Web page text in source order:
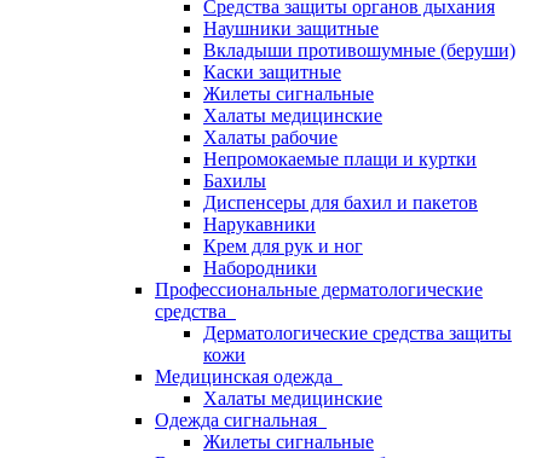
Средства защиты органов дыхания
Наушники защитные
Вкладыши противошумные (беруши)
Каски защитные
Жилеты сигнальные
Халаты медицинские
Халаты рабочие
Непромокаемые плащи и куртки
Бахилы
Диспенсеры для бахил и пакетов
Нарукавники
Крем для рук и ног
Набородники
Профессиональные дерматологические
средства
Дерматологические средства защиты
кожи
Медицинская одежда
Халаты медицинские
Одежда сигнальная
Жилеты сигнальные